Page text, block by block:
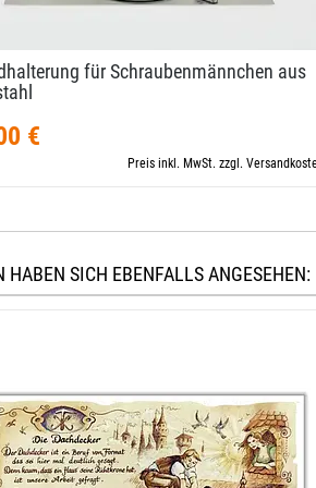
für Schraubenmännchen aus
€
Preis inkl. MwSt. zzgl.
HABEN SICH EBENFALLS ANGESEHEN: